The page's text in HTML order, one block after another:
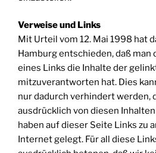
Verweise und Links
Mit Urteil vom 12. Mai 1998 hat
Hamburg entschieden, daß
eines Links die Inhalte der
mitzuverantworten hat. Dies
nur dadurch verhindert werden,
ausdrücklich von diesen
haben auf dieser Seite Links zu
Internet gelegt. Für all diese